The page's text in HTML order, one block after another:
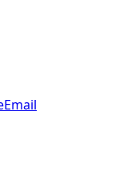
Email